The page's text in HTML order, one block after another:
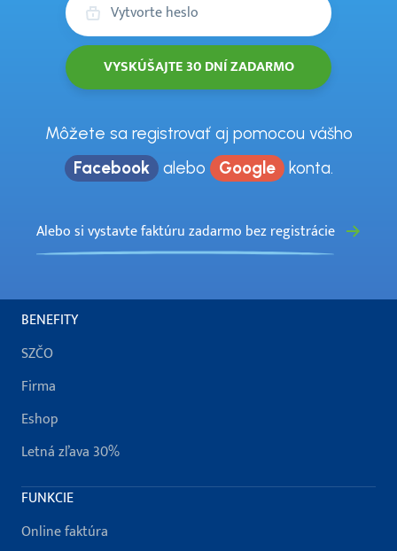
Môžete sa registrovať aj pomocou vášho
Facebook alebo Google konta.
Alebo si vystavte faktúru zadarmo bez registrácie
BENEFITY
SZČO
Firma
Eshop
Letná zľava 30%
FUNKCIE
Online faktúra